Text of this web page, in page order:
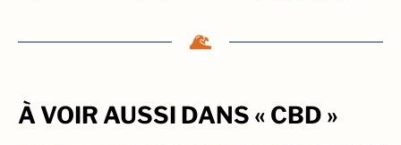
À VOIR AUSSI DANS « CBD »